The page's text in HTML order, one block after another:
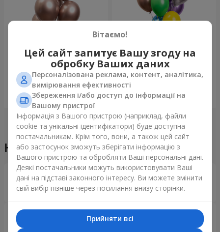
Фонтан куль "Рожеве
золото"
Замовити
Фонтан куль "Райдужний
настрій"
Замовити
Наші досягнення
Доставка квітів року в Україні
«Вибір країни»
2026 рік
Найкращий квітковий магазин
«Ukrainian Business Award»
Вітаємо!
Цей сайт запитує Вашу згоду на
обробку Ваших даних
Персоналізована реклама, контент, аналітика,
вимірювання ефективності
Збереження і/або доступ до інформації на
Вашому пристрої
Інформація з Вашого пристрою (наприклад, файли
cookie та унікальні ідентифікатори) буде доступна
постачальникам. Крім того, вони, а також цей сайт
або застосунок зможуть зберігати інформацію з
Вашого пристрою та обробляти Ваші персональні дані.
Деякі постачальники можуть використовувати Ваші
дані на підставі законного інтересу. Ви можете змінити
свій вибір пізніше через посилання внизу сторінки.
Прийняти всі